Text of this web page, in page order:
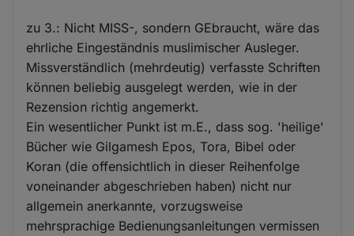
zu 3.: Nicht MISS-, sondern GEbraucht, wäre das
ehrliche Eingeständnis muslimischer Ausleger.
Missverständlich (mehrdeutig) verfasste Schriften
können beliebig ausgelegt werden, wie in der
Rezension richtig angemerkt.
Ein wesentlicher Punkt ist m.E., dass sog. 'heilige'
Bücher wie Gilgamesh Epos, Tora, Bibel oder
Koran (die offensichtlich in dieser Reihenfolge
voneinander abgeschrieben haben) nicht nur
allgemein anerkannte, vorzugsweise
mehrsprachige Bedienungsanleitungen vermissen